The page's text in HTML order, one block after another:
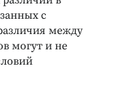
с
между
могут и не